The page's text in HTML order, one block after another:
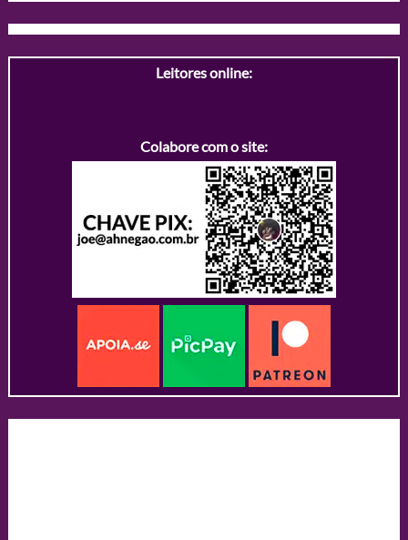
Leitores online:
Colabore com o site: